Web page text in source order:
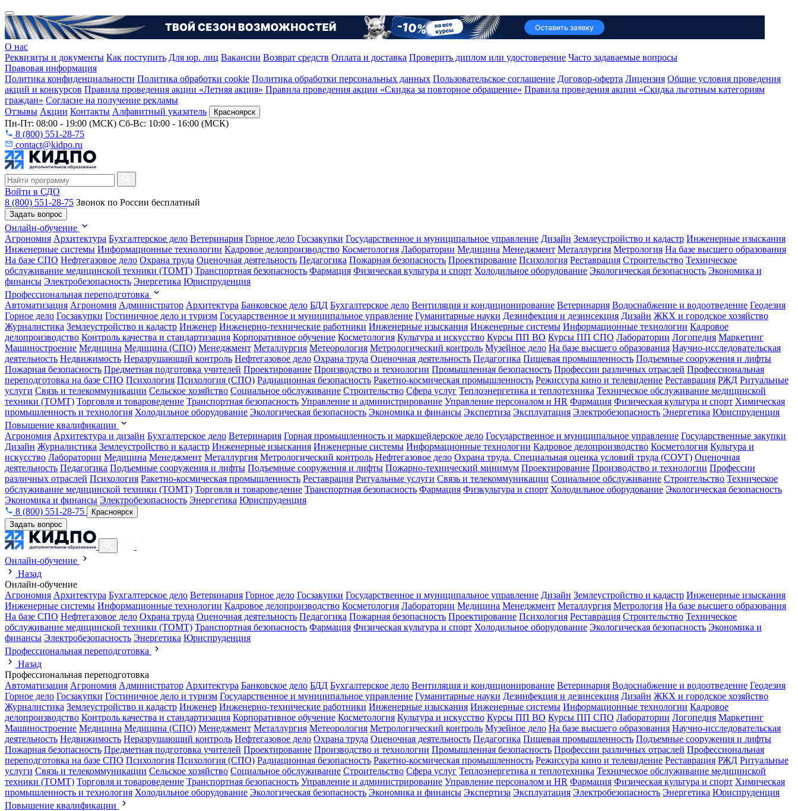
О нас
Реквизиты и документы Как поступить Для юр. лиц Вакансии Возврат средств Оплата и доставка Проверить диплом или удостоверение Часто задаваемые вопросы
Правовая информация
Политика конфиденциальности Политика обработки cookie Политика обработки персональных данных Пользовательское соглашение Договор-оферта Лицензия Общие условия проведения
акций и конкурсов Правила проведения акции «Летняя акция» Правила проведения акции «Скидка за повторное обращение» Правила проведения акции «Скидка льготным категориям
граждан» Согласие на получение рекламы
Отзывы Акции Контакты Алфавитный указатель Красноярск
Пн-Пт: 08:00 - 19:00 (МСК) Сб-Вс: 10:00 - 16:00 (МСК)
8 (800) 551-28-75
contact@kidpo.ru
Войти в СДО
8 (800) 551-28-75 Звонок по России бесплатный
Задать вопрос
Онлайн-обучение
Агрономия Архитектура Бухгалтерское дело Ветеринария Горное дело Госзакупки Государственное и муниципальное управление Дизайн Землеустройство и кадастр Инженерные изыскания
Инженерные системы Информационные технологии Кадровое делопроизводство Косметология Лаборатории Медицина Менеджмент Металлургия Метрология На базе высшего образования
На базе СПО Нефтегазовое дело Охрана труда Оценочная деятельность Педагогика Пожарная безопасность Проектирование Психология Реставрация Строительство Техническое
обслуживание медицинской техники (ТОМТ) Транспортная безопасность Фармация Физическая культура и спорт Холодильное оборудование Экологическая безопасность Экономика и
финансы Электробезопасность Энергетика Юриспруденция
Профессиональная переподготовка
Автоматизация Агрономия Администратор Архитектура Банковское дело БДД Бухгалтерское дело Вентиляция и кондиционирование Ветеринария Водоснабжение и водоотведение Геодезия
Горное дело Госзакупки Гостиничное дело и туризм Государственное и муниципальное управление Гуманитарные науки Дезинфекция и дезинсекция Дизайн ЖКХ и городское хозяйство
Журналистика Землеустройство и кадастр Инженер Инженерно-технические работники Инженерные изыскания Инженерные системы Информационные технологии Кадровое
делопроизводство Контроль качества и стандартизация Корпоративное обучение Косметология Культура и искусство Курсы ПП ВО Курсы ПП СПО Лаборатории Логопедия Маркетинг
Машиностроение Медицина Медицина (СПО) Менеджмент Металлургия Метеорология Метрологический контроль Музейное дело На базе высшего образования Научно-исследовательская
деятельность Недвижимость Неразрушающий контроль Нефтегазовое дело Охрана труда Оценочная деятельность Педагогика Пищевая промышленность Подъемные сооружения и лифты
Пожарная безопасность Предметная подготовка учителей Проектирование Производство и технологии Промышленная безопасность Профессии различных отраслей Профессиональная
переподготовка на базе СПО Психология Психология (СПО) Радиационная безопасность Ракетно-космическая промышленность Режиссура кино и телевидение Реставрация РЖД Ритуальные
услуги Связь и телекоммуникации Сельское хозяйство Социальное обслуживание Строительство Сфера услуг Теплоэнергетика и теплотехника Техническое обслуживание медицинской
техники (ТОМТ) Торговля и товароведение Транспортная безопасность Управление и администрирование Управление персоналом и HR Фармация Физическая культура и спорт Химическая
промышленность и технология Холодильное оборудование Экологическая безопасность Экономика и финансы Экспертиза Эксплуатация Электробезопасность Энергетика Юриспруденция
Повышение квалификации
Агрономия Архитектура и дизайн Бухгалтерское дело Ветеринария Горная промышленность и маркшейдерское дело Государственное и муниципальное управление Государственные закупки
Дизайн Журналистика Землеустройство и кадастр Инженерные изыскания Инженерные системы Информационные технологии Кадровое делопроизводство Косметология Культура и
искусство Лаборатории Медицина Менеджмент Металлургия Метрологический контроль Нефтегазовое дело Охрана труда. Специальная оценка условий труда (СОУТ) Оценочная
деятельность Педагогика Подъемные сооружения и лифты Подъемные сооружения и лифты Пожарно-технический минимум Проектирование Производство и технологии Профессии
различных отраслей Психология Ракетно-космическая промышленность Реставрация Ритуальные услуги Связь и телекоммуникации Социальное обслуживание Строительство Техническое
обслуживание медицинской техники (ТОМТ) Торговля и товароведение Транспортная безопасность Фармация Физкультура и спорт Холодильное оборудование Экологическая безопасность
Экономика и финансы Электробезопасность Энергетика Юриспруденция
8 (800) 551-28-75
Красноярск
Задать вопрос
Онлайн-обучение
Назад
Онлайн-обучение
Агрономия Архитектура Бухгалтерское дело Ветеринария Горное дело Госзакупки Государственное и муниципальное управление Дизайн Землеустройство и кадастр Инженерные изыскания
Инженерные системы Информационные технологии Кадровое делопроизводство Косметология Лаборатории Медицина Менеджмент Металлургия Метрология На базе высшего образования
На базе СПО Нефтегазовое дело Охрана труда Оценочная деятельность Педагогика Пожарная безопасность Проектирование Психология Реставрация Строительство Техническое
обслуживание медицинской техники (ТОМТ) Транспортная безопасность Фармация Физическая культура и спорт Холодильное оборудование Экологическая безопасность Экономика и
финансы Электробезопасность Энергетика Юриспруденция
Профессиональная переподготовка
Назад
Профессиональная переподготовка
Автоматизация Агрономия Администратор Архитектура Банковское дело БДД Бухгалтерское дело Вентиляция и кондиционирование Ветеринария Водоснабжение и водоотведение Геодезия
Горное дело Госзакупки Гостиничное дело и туризм Государственное и муниципальное управление Гуманитарные науки Дезинфекция и дезинсекция Дизайн ЖКХ и городское хозяйство
Журналистика Землеустройство и кадастр Инженер Инженерно-технические работники Инженерные изыскания Инженерные системы Информационные технологии Кадровое
делопроизводство Контроль качества и стандартизация Корпоративное обучение Косметология Культура и искусство Курсы ПП ВО Курсы ПП СПО Лаборатории Логопедия Маркетинг
Машиностроение Медицина Медицина (СПО) Менеджмент Металлургия Метеорология Метрологический контроль Музейное дело На базе высшего образования Научно-исследовательская
деятельность Недвижимость Неразрушающий контроль Нефтегазовое дело Охрана труда Оценочная деятельность Педагогика Пищевая промышленность Подъемные сооружения и лифты
Пожарная безопасность Предметная подготовка учителей Проектирование Производство и технологии Промышленная безопасность Профессии различных отраслей Профессиональная
переподготовка на базе СПО Психология Психология (СПО) Радиационная безопасность Ракетно-космическая промышленность Режиссура кино и телевидение Реставрация РЖД Ритуальные
услуги Связь и телекоммуникации Сельское хозяйство Социальное обслуживание Строительство Сфера услуг Теплоэнергетика и теплотехника Техническое обслуживание медицинской
техники (ТОМТ) Торговля и товароведение Транспортная безопасность Управление и администрирование Управление персоналом и HR Фармация Физическая культура и спорт Химическая
промышленность и технология Холодильное оборудование Экологическая безопасность Экономика и финансы Экспертиза Эксплуатация Электробезопасность Энергетика Юриспруденция
Повышение квалификации